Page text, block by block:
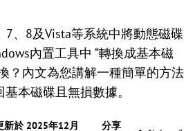
7、8及Vista等系統中將動態磁碟
內置工具中 “轉換成基本磁
？內文為您講解一種簡單的方法
本磁碟且無損數據。
新於 2025年12月
分享